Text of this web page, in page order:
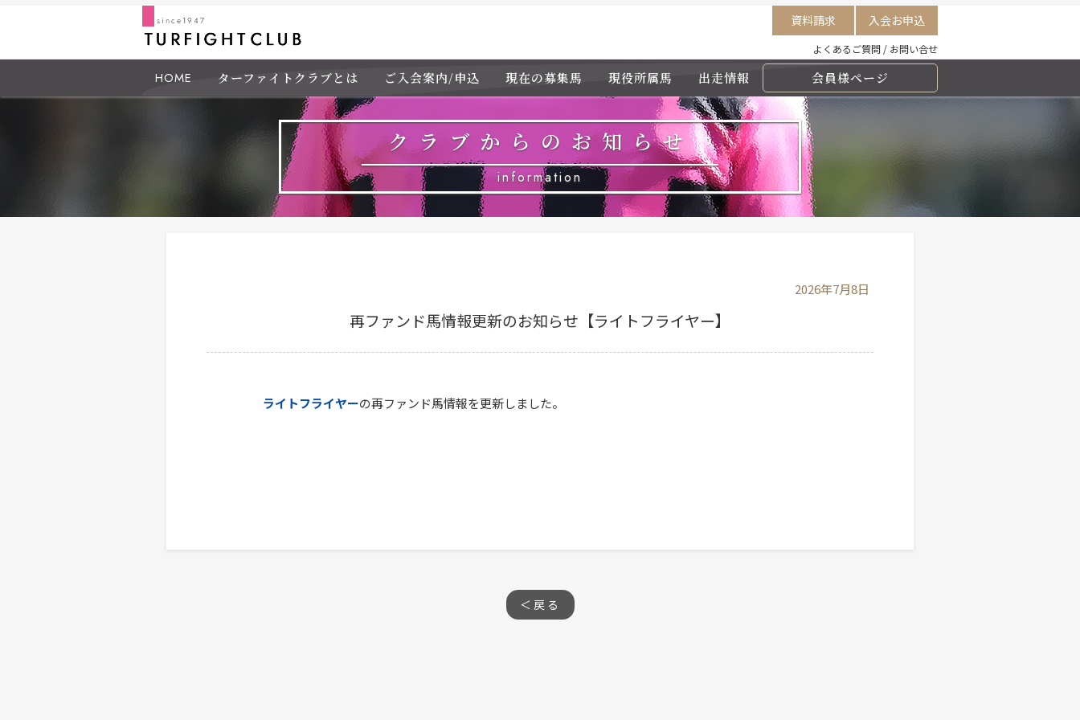
資料請求 入会お申込
よくあるご質問 / お問い合せ
HOME ターファイトクラブとは ご入会案内/申込 現在の募集馬 現役所属馬 出走情報 会員様ページ
クラブからのお知らせ
information
2026年7月8日
再ファンド馬情報更新のお知らせ【ライトフライヤー】
ライトフライヤーの再ファンド馬情報を更新しました。
＜戻る